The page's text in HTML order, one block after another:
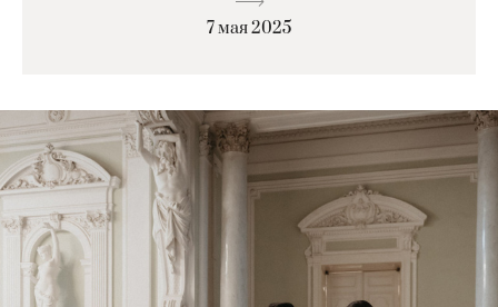
7 мая 2025